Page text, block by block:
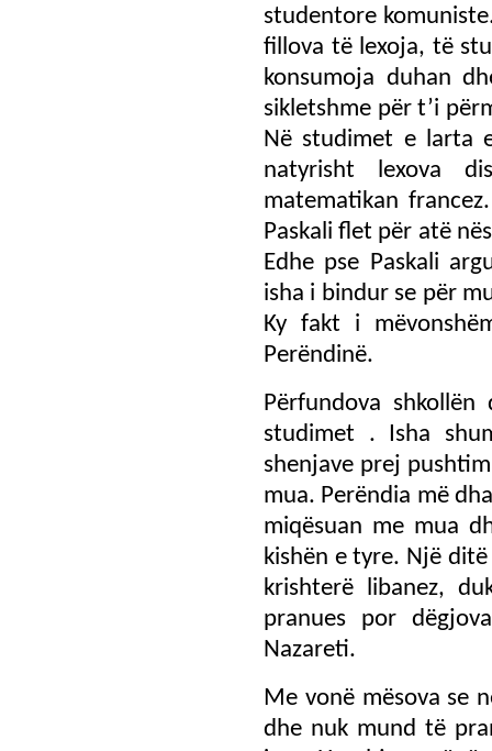
studentore
fillova të lexoja, të
konsumoja duhan
sikletshme për t’i
Në studimet e larta
natyrisht lexova
matematikan
Paskali flet për atë
Edhe pse Paskali
isha i bindur se për
Ky fakt i
Perëndinë.
Përfundova
studimet . Isha
shenjave prej
mua. Perëndia më
miqësuan me mua
kishën e tyre. Një
krishterë libanez,
pranues por
Nazareti.
Me vonë mësova se
dhe nuk mund të